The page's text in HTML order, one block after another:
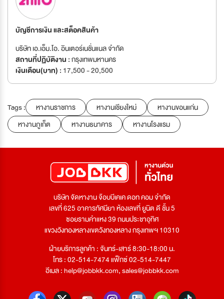
บัญชีการเงิน และสต็อคสินค้า
บริษัท เอ.เอ็ม.โอ. อินเตอร์เนชั่นแนล จำกัด
สถานที่ปฏิบัติงาน :กรุงเทพมหานคร
เงินเดือน(บาท) : 17,500 - 20,500
Tags : หางานราชการ หางานเชียงใหม่
หางานขอนแก่น
หางานภูเก็ต
หางานธนาคาร หางานโรงแรม
บริษัท จัดหางาน จ๊อบบีเคเค ดอท คอม จำกัด
เลขที่ 625 อาคารทัศนียา ห้องเลขที่ ยูนิต ดี ชั้น 5
ซอยรามคำแหง 39 ถนนประชาอุทิศ
แขวงวังทองหลางเขตวังทองหลาง กรุงเทพฯ 10310
ฝ่ายบริการลูกค้า : จันทร์-เสาร์ 8:30-18:00 น.
โทร : 02-514-7474 แฟ็กซ์ 02-514-7447
อีเมล :help@jobbkk.com,sales@jobbkk.com